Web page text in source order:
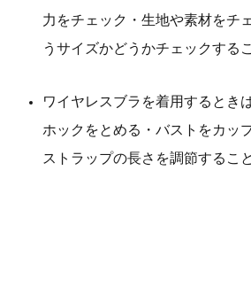
力をチェック・生地や素材をチ
うサイズかどうかチェックする
ワイヤレスブラを着用するとき
ホックをとめる・バストをカッ
ストラップの長さを調節するこ